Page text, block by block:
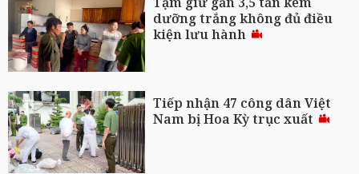
dưỡng trắng không đủ điều
kiện lưu hành
Tiếp nhận 47 công dân Việt
Nam bị Hoa Kỳ trục xuất